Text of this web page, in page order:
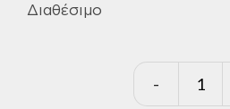
Διαθέσιμο
-